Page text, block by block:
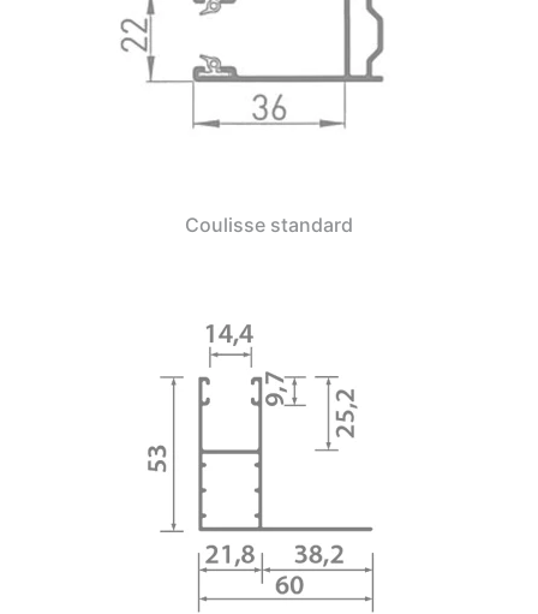
Coulisse standard